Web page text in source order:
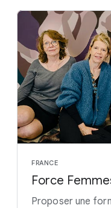
FRANCE
Force
Proposer une